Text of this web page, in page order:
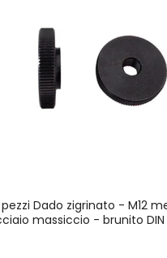
pezzi Dado zigrinato - M12
massiccio - brunito